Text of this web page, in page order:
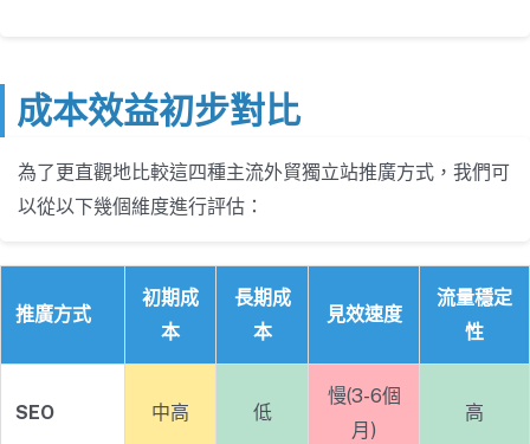
成本效益初步對比
為了更直觀地比較這四種主流外貿獨立站推廣方式，我們可
以從以下幾個維度進行評估：
推廣方式
初期成
本
長期成
本
見效速度
流量穩定
性
SEO 中高 低
慢(3-6個
月)
高